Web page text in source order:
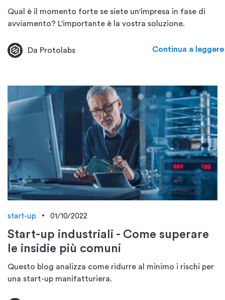
Qual è il momento forte se siete un'impresa in fase di
avviamento? L'importante è la vostra soluzione.
Da Protolabs Continua a leggere
start-up 01/10/2022
Start-up industriali - Come superare
le insidie più comuni
Questo blog analizza come ridurre al minimo i rischi per
una start-up manifatturiera.